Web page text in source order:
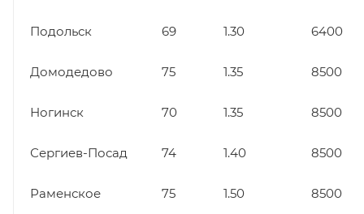
Подольск 69 1.30 6400
Домодедово 75 1.35 8500
Ногинск 70 1.35 8500
Сергиев-Посад 74 1.40 8500
Раменское 75 1.50 8500